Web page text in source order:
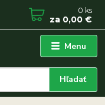
Menu
Hľadať
0 ks
za 0,00 €